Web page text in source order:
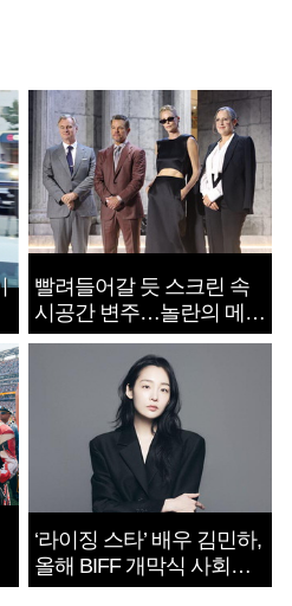
빨려들어갈 듯 스크린 속
시공간 변주…놀란의 메시
지는 ‘전쟁 속죄’
‘라이징 스타’ 배우 김민하,
올해 BIFF 개막식 사회자
확정